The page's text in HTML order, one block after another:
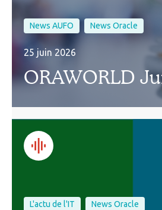
News AUFO News Oracle
25 juin 2026
ORAWORLD
L'actu de l'IT News Oracle